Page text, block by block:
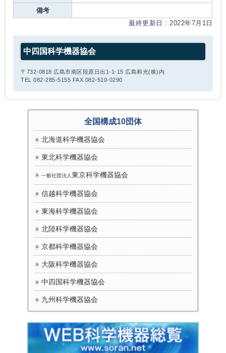
備考
最終更新日 : 2022年7月1日
中四国科学機器協会
〒732-0818 広島市南区段原日出1-1-15 広島和光(株)内
TEL 082-285-5155 FAX 082-510-0290
全国構成10団体
北海道科学機器協会
東北科学機器協会
一般社団法人 東京科学機器協会
信越科学機器協会
東海科学機器協会
北陸科学機器協会
京都科学機器協会
大阪科学機器協会
中四国科学機器協会
九州科学機器協会